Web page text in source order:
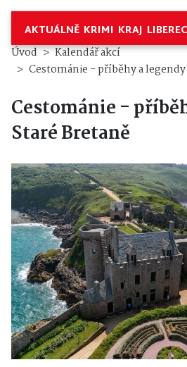
AKTUÁLNĚ KRIMI KRAJ
Úvod
Kalendář akcí
Cestománie - příběhy a legendy
Cestománie -
Staré Bretaně